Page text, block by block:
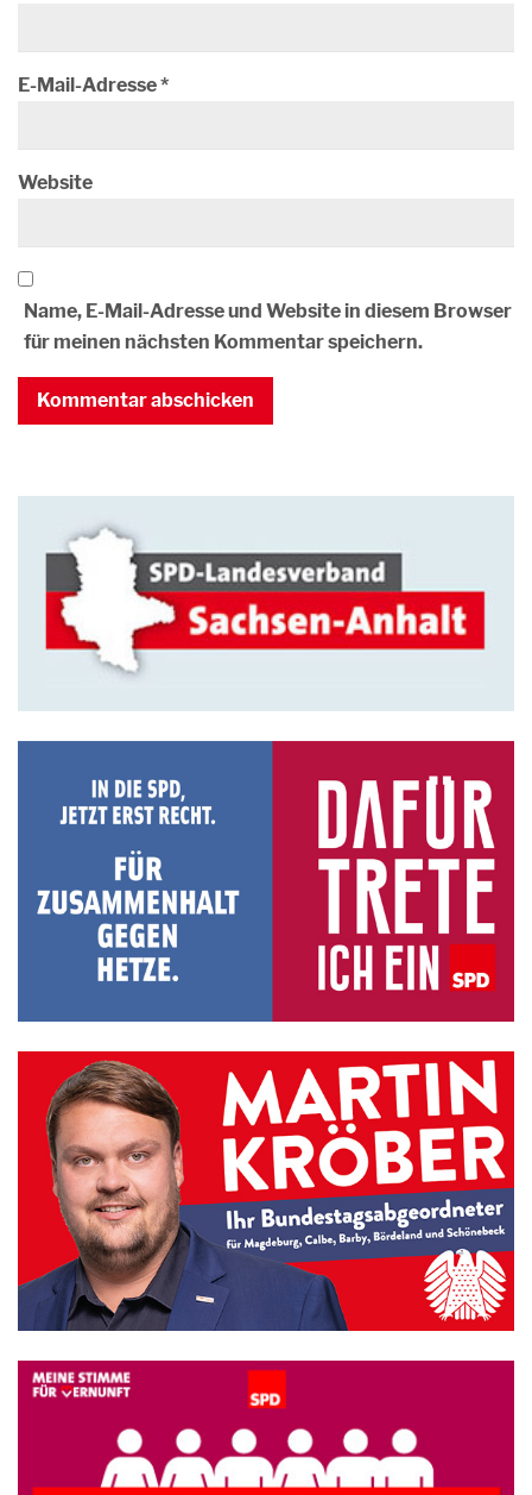
E-Mail-Adresse*
Website
Name, E-Mail-Adresse und Website in diesem Browser
für meinen nächsten Kommentar speichern.